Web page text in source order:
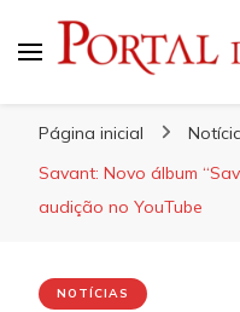
Página inicial
Savant: Novo álbum
audição no YouTube
NOTÍCIAS